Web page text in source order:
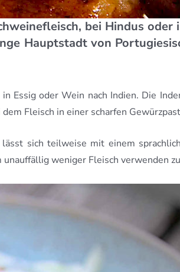
bei Hindus
Hauptstadt von
Essig oder Wein nach Indien. Die
Fleisch in einer scharfen
sich teilweise mit einem
weniger Fleisch verwenden